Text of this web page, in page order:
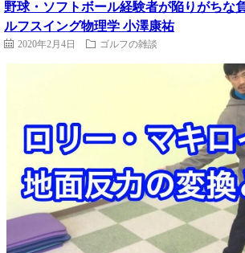
野球・ソフトボール経験者が陥りがちな
ルフスイング物理学 小澤康祐
2020年2月4日 ゴルフの雑談